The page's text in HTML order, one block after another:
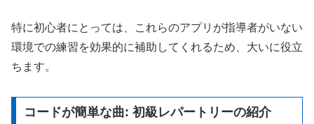
特に初心者にとっては、これらのアプリが指導者がいない
環境での練習を効果的に補助してくれるため、大いに役立
ちます。
コードが簡単な曲: 初級レパートリーの紹介